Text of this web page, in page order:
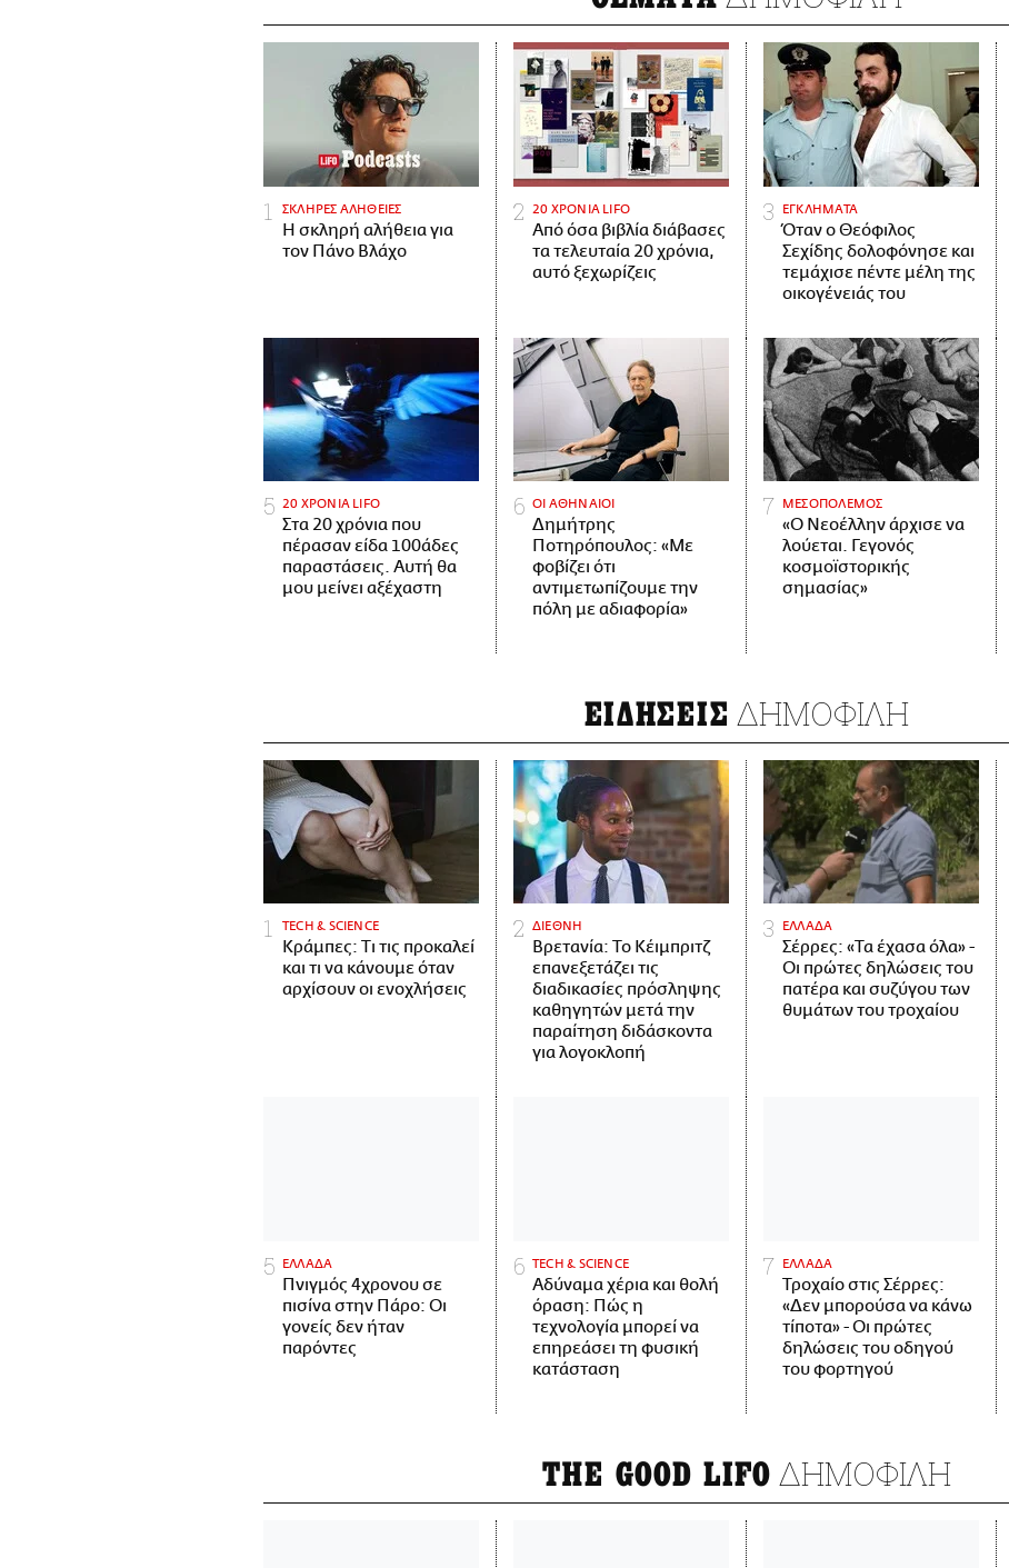
ΣΚΛΗΡΕΣ ΑΛΗΘΕΙΕΣ
H σκληρή αλήθεια για
τον Πάνο Βλάχο
20 ΧΡΟΝΙΑ LIFO
Από όσα βιβλία διάβασες
τα τελευταία 20 χρόνια,
αυτό ξεχωρίζεις
ΕΓΚΛΗΜΑΤΑ
Όταν ο Θεόφιλος
Σεχίδης δολοφόνησε και
τεμάχισε πέντε μέλη της
οικογένειάς του
20 ΧΡΟΝΙΑ LIFO
Στα 20 χρόνια που
πέρασαν είδα 100άδες
παραστάσεις. Αυτή θα
μου μείνει αξέχαστη
ΟΙ ΑΘΗΝΑΙΟΙ
Δημήτρης
Ποτηρόπουλος: «Με
φοβίζει ότι
αντιμετωπίζουμε την
πόλη με αδιαφορία»
ΜΕΣΟΠΟΛΕΜΟΣ
«Ο Νεοέλλην άρχισε να
λούεται. Γεγονός
κοσμοϊστορικής
σημασίας»
ΕΙΔΗΣΕΙΣ ΔΗΜΟΦΙΛΗ
ΤECH & SCIENCE
Κράμπες: Τι τις προκαλεί
και τι να κάνουμε όταν
αρχίσουν οι ενοχλήσεις
ΔΙΕΘΝΗ
Βρετανία: Το Κέιμπριτζ
επανεξετάζει τις
διαδικασίες πρόσληψης
καθηγητών μετά την
παραίτηση διδάσκοντα
για λογοκλοπή
ΕΛΛΑΔΑ
Σέρρες: «Τα έχασα όλα» -
Οι πρώτες δηλώσεις του
πατέρα και συζύγου των
θυμάτων του τροχαίου
ΕΛΛΑΔΑ
Πνιγμός 4χρονου σε
πισίνα στην Πάρο: Οι
γονείς δεν ήταν
παρόντες
ΤECH & SCIENCE
Αδύναμα χέρια και θολή
όραση: Πώς η
τεχνολογία μπορεί να
επηρεάσει τη φυσική
κατάσταση
ΕΛΛΑΔΑ
Τροχαίο στις Σέρρες:
«Δεν μπορούσα να κάνω
τίποτα» - Οι πρώτες
δηλώσεις του οδηγού
του φορτηγού
THE GOOD LIFO ΔΗΜΟΦΙΛΗ